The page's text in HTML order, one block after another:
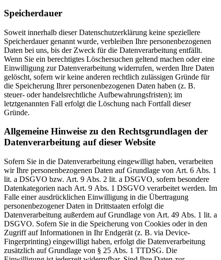
Speicherdauer
Soweit innerhalb dieser Datenschutzerklärung keine speziellere
Speicherdauer genannt wurde, verbleiben Ihre personenbezogenen
Daten bei uns, bis der Zweck für die Datenverarbeitung entfällt.
Wenn Sie ein berechtigtes Löschersuchen geltend machen oder eine
Einwilligung zur Datenverarbeitung widerrufen, werden Ihre Daten
gelöscht, sofern wir keine anderen rechtlich zulässigen Gründe für
die Speicherung Ihrer personenbezogenen Daten haben (z. B.
steuer- oder handelsrechtliche Aufbewahrungsfristen); im
letztgenannten Fall erfolgt die Löschung nach Fortfall dieser
Gründe.
Allgemeine Hinweise zu den Rechtsgrundlagen der
Datenverarbeitung auf dieser Website
Sofern Sie in die Datenverarbeitung eingewilligt haben, verarbeiten
wir Ihre personenbezogenen Daten auf Grundlage von Art. 6 Abs. 1
lit. a DSGVO bzw. Art. 9 Abs. 2 lit. a DSGVO, sofern besondere
Datenkategorien nach Art. 9 Abs. 1 DSGVO verarbeitet werden. Im
Falle einer ausdrücklichen Einwilligung in die Übertragung
personenbezogener Daten in Drittstaaten erfolgt die
Datenverarbeitung außerdem auf Grundlage von Art. 49 Abs. 1 lit. a
DSGVO. Sofern Sie in die Speicherung von Cookies oder in den
Zugriff auf Informationen in Ihr Endgerät (z. B. via Device-
Fingerprinting) eingewilligt haben, erfolgt die Datenverarbeitung
zusätzlich auf Grundlage von § 25 Abs. 1 TTDSG. Die